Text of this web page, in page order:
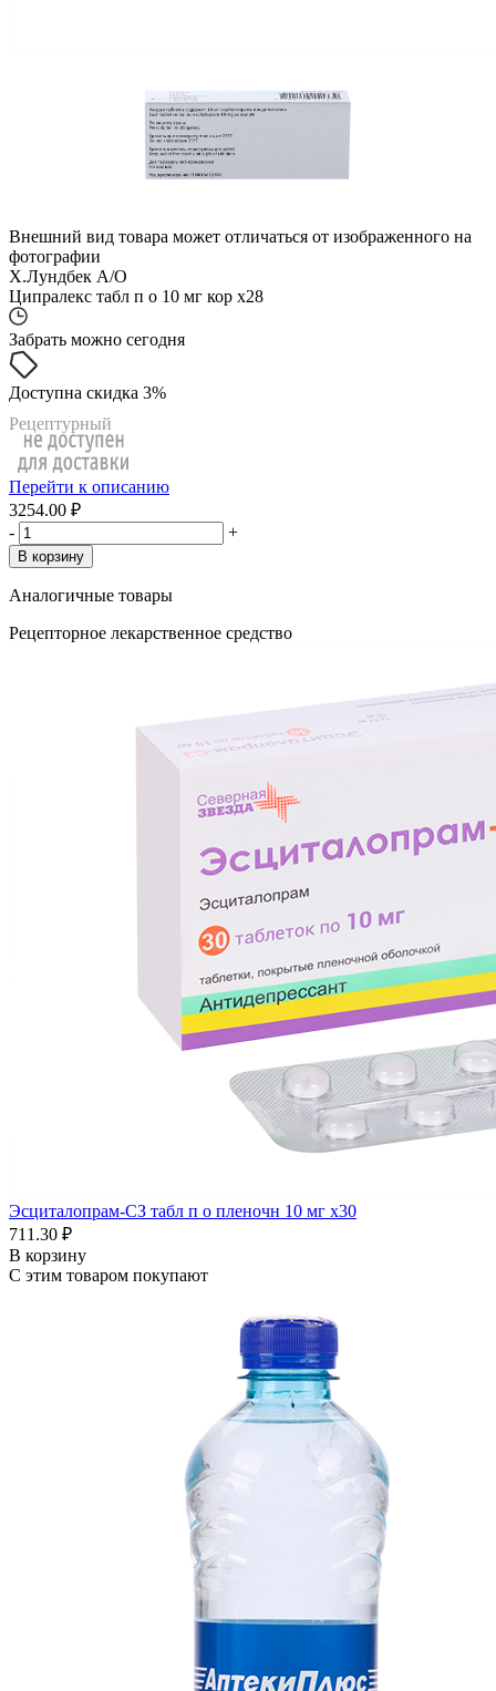
Внешний вид товара может отличаться от изображенного на
фотографии
Х.Лундбек А/О
Ципралекс табл п о 10 мг кор x28
Забрать можно сегодня
Доступна скидка 3%
Рецептурный
Перейти к описанию
3254.00 ₽
-
+
В корзину
Аналогичные товары
Рецепторное лекарственное средство
Эсциталопрам-СЗ табл п о пленочн 10 мг x30
711.30 ₽
В корзину
С этим товаром покупают